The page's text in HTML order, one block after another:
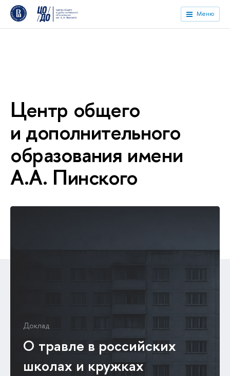
Меню
Центр общего
и дополнительного
образования имени
А.А. Пинского
Доклад
О травле в российских
школах и кружках